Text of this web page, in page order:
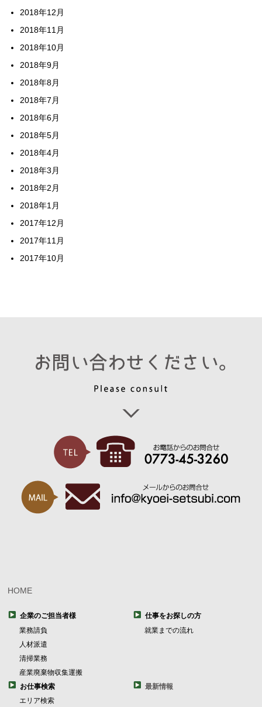
2018年12月
2018年11月
2018年10月
2018年9月
2018年8月
2018年7月
2018年6月
2018年5月
2018年4月
2018年3月
2018年2月
2018年1月
2017年12月
2017年11月
2017年10月
HOME
企業のご担当者様
業務請負
人材派遣
清掃業務
産業廃棄物収集運搬
仕事をお探しの方
就業までの流れ
お仕事検索
エリア検索
最新情報